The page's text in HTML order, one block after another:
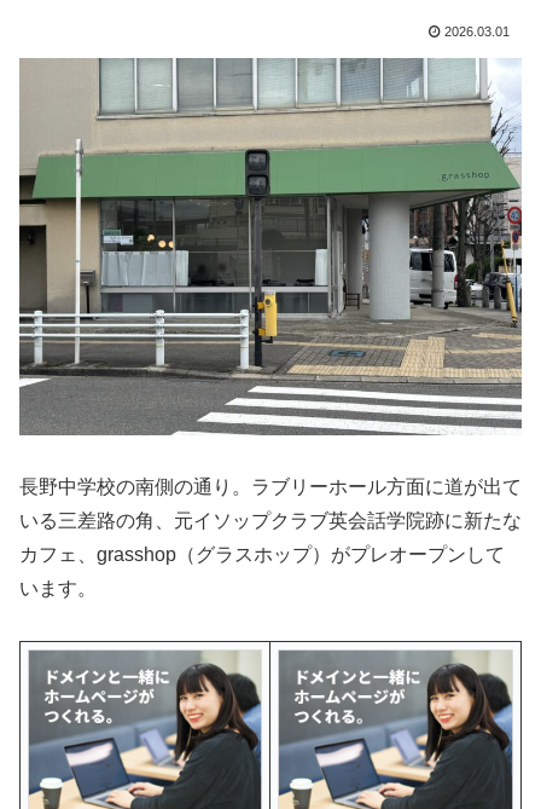
2026.03.01
長野中学校の南側の通り。ラブリーホール方面に道が出て
いる三差路の角、元イソップクラブ英会話学院跡に新たな
カフェ、grasshop（グラスホップ）がプレオープンして
います。